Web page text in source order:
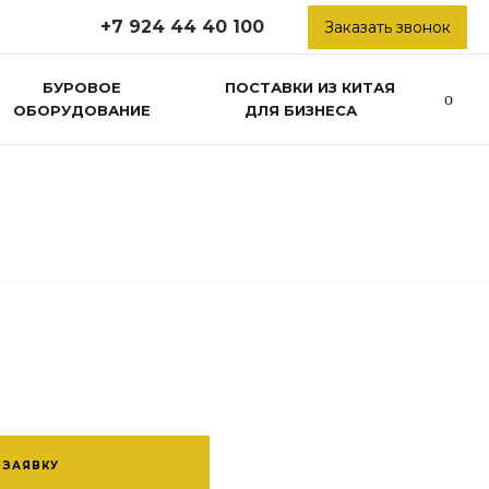
+7 924 44 40 100 Заказать звонок
БУРОВОЕ
ОБОРУДОВАНИЕ
ПОСТАВКИ ИЗ КИТАЯ
ДЛЯ БИЗНЕСА